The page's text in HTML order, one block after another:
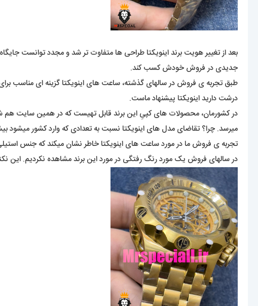
بعد از تغییر هویت برند اینویکتا طراحی ها متفاوت تر شد و مجدد توانست
جدیدی در فروش خودش کسب کند.
طبق تجربه ی فروش در سالهای گذشته، ساعت های اینویکتا گزینه ای
درشت دارید اینویکتا پیشنهاد ماست.
در کشورمان، محصولات های کپیِ این برند قابل تهیست که در همین سایت هم شما
میرسد. چرا؟ تقاضای مدل های اینویکتا نسبت به تعدادی که وارد کشور میشود
تجربه ی فروش ما در مورد ساعت های اینویکتا خاطر نشان میکند که جنس استیلی
در سالهای فروش یک مورد رنگ رفتگی در مورد این برند مشاهده نکردیم. این